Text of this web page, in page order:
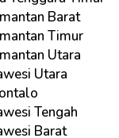
Barat
Timur
Utara
Utara
Tengah
Barat